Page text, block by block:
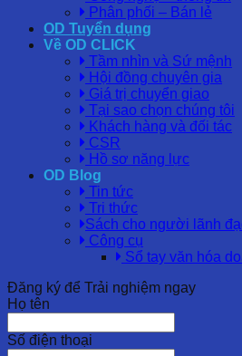
Phân phối – Bán lẻ
OD Tuyển dụng
Về OD CLICK
Tầm nhìn và Sứ mệnh
Hội đồng chuyên gia
Giá trị chuyển giao
Tại sao chọn chúng tôi
Khách hàng và đối tác
CSR
Hồ sơ năng lực
OD Blog
Tin tức
Tri thức
Sách cho người lãnh
Công cụ
Sổ tay văn hóa
Đăng ký để Trải nghiệm ngay
Họ tên
Số điện thoại